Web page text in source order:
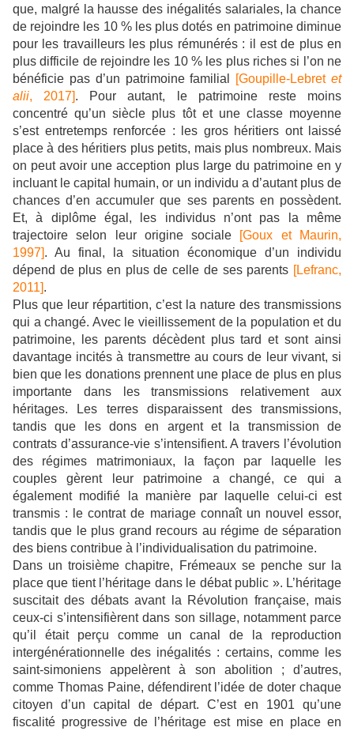
que, malgré la hausse des inégalités salariales, la chance
de rejoindre les 10 % les plus dotés en patrimoine diminue
pour les travailleurs les plus rémunérés : il est de plus en
plus difficile de rejoindre les 10 % les plus riches si l’on ne
bénéficie pas d’un patrimoine familial
[Goupille-Lebretet
alii, 2017]. Pour autant, le patrimoine reste moins
concentré qu’un siècle plus tôt et une classe moyenne
s’est entretemps renforcée : les gros héritiers ont laissé
place à des héritiers plus petits, mais plus nombreux. Mais
on peut avoir une acception plus large du patrimoine en y
incluant le capital humain, or un individu a d’autant plus de
chances d’en accumuler que ses parents en possèdent.
Et, à diplôme égal, les individus n’ont pas la même
trajectoire selon leur origine sociale [Goux et Maurin,
1997]. Au final, la situation économique d’un individu
dépend de plus en plus de celle de ses parents [Lefranc,
2011].
Plus que leur répartition, c’est la nature des transmissions
qui a changé. Avec le vieillissement de la population et du
patrimoine, les parents décèdent plus tard et sont ainsi
davantage incités à transmettre au cours de leur vivant, si
bien que les donations prennent une place de plus en plus
importante dans les transmissions relativement aux
héritages. Les terres disparaissent des transmissions,
tandis que les dons en argent et la transmission de
contrats d’assurance-vie s’intensifient. A travers l’évolution
des régimes matrimoniaux, la façon par laquelle les
couples gèrent leur patrimoine a changé, ce qui a
également modifié la manière par laquelle celui-ci est
transmis : le contrat de mariage connaît un nouvel essor,
tandis que le plus grand recours au régime de séparation
des biens contribue à l’individualisation du patrimoine.
Dans un troisième chapitre, Frémeaux se penche sur la
place que tient l’héritage dans le débat public ». L’héritage
suscitait des débats avant la Révolution française, mais
ceux-ci s’intensifièrent dans son sillage, notamment parce
qu’il était perçu comme un canal de la reproduction
intergénérationnelle des inégalités : certains, comme les
saint-simoniens appelèrent à son abolition ; d’autres,
comme Thomas Paine, défendirent l’idée de doter chaque
citoyen d’un capital de départ. C’est en 1901 qu’une
fiscalité progressive de l’héritage est mise en place en